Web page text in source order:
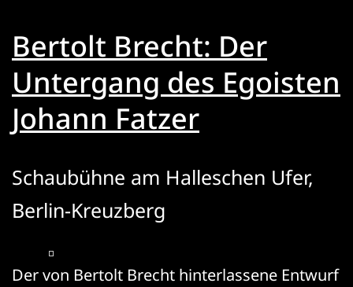
Bertolt Brecht: Der
Untergang des Egoisten
Johann Fatzer
Schaubühne am Halleschen Ufer,
Berlin-Kreuzberg
Der von Bertolt Brecht hinterlassene Entwurf